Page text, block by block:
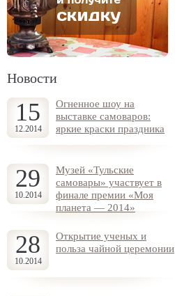
Новости
15
12.2014
Огненное шоу на
выставке самоваров:
яркие краски праздника
29
10.2014
Музей «Тульские
самовары» участвует в
финале премии «Моя
планета — 2014»
28
10.2014
Открытие ученых и
польза чайной церемонии